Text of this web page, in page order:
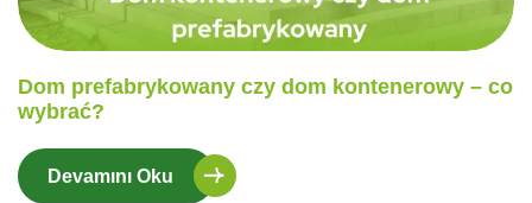
Dom prefabrykowany czy dom kontenerowy – co
wybrać?
Devamını Oku